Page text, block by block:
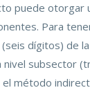
puede
Para
dígitos) de
subsector
método